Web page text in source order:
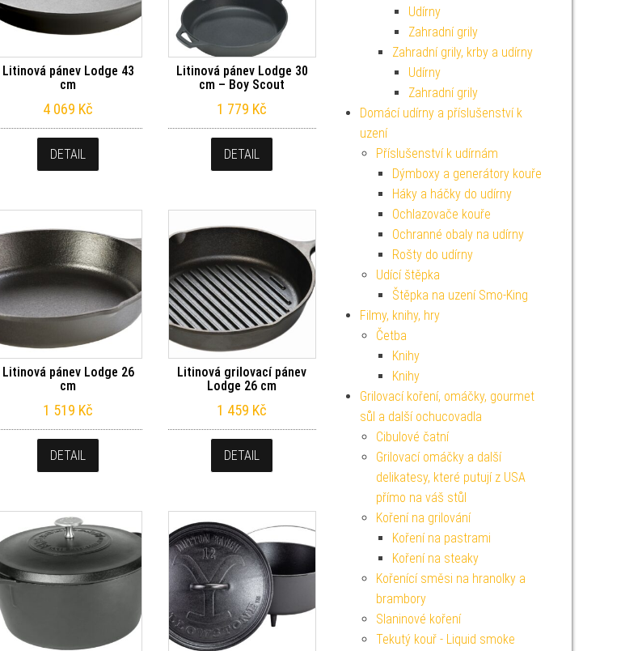
Litinová pánev Lodge 43
cm
4 069 Kč
DETAIL
Litinová pánev Lodge 30
cm – Boy Scout
1 779 Kč
DETAIL
Litinová pánev Lodge 26
cm
1 519 Kč
DETAIL
Litinová grilovací pánev
Lodge 26 cm
1 459 Kč
DETAIL
Udírny
Zahradní grily
Zahradní grily, krby a udírny
Udírny
Zahradní grily
Domácí udírny a příslušenství k
uzení
Příslušenství k udírnám
Dýmboxy a generátory kouře
Háky a háčky do udírny
Ochlazovače kouře
Ochranné obaly na udírny
Rošty do udírny
Udící štěpka
Štěpka na uzení Smo-King
Filmy, knihy, hry
Četba
Knihy
Knihy
Grilovací koření, omáčky, gourmet
sůl a další ochucovadla
Cibulové čatní
Grilovací omáčky a další
delikatesy, které putují z USA
přímo na váš stůl
Koření na grilování
Koření na pastrami
Koření na steaky
Kořenící směsi na hranolky a
brambory
Slaninové koření
Tekutý kouř - Liquid smoke